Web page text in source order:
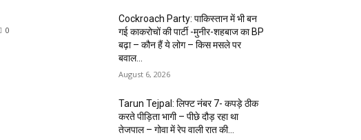
0
Cockroach Party: पाकिस्तान में भी बन
गई काकरोचों की पार्टी -मुनीर-शहबाज का BP
बढ़ा – कौन हैं ये लोग – किस मसले पर
बवाल...
August 6, 2026
Tarun Tejpal: लिफ्ट नंबर 7- कपड़े ठीक
करते पीड़िता भागी – पीछे दौड़ रहा था
तेजपाल – गोवा में रेप वाली रात की...